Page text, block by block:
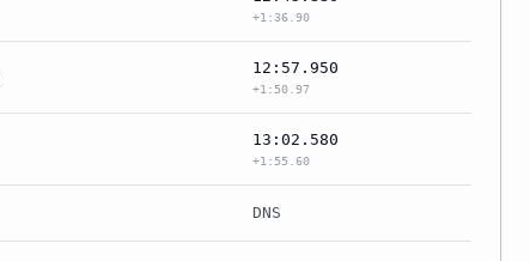
+1:36.90
12:57.950
+1:50.97
13:02.580
+1:55.60
DNS